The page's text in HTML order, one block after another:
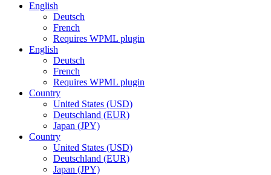
English
Deutsch
French
Requires WPML plugin
English
Deutsch
French
Requires WPML plugin
Country
United States (USD)
Deutschland (EUR)
Japan (JPY)
Country
United States (USD)
Deutschland (EUR)
Japan (JPY)